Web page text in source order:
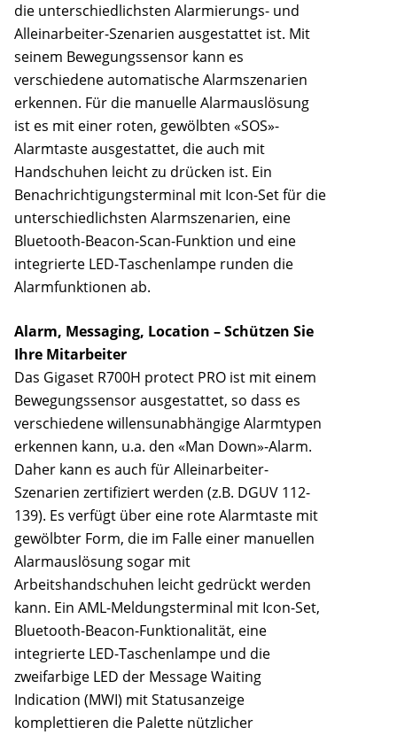
die unterschiedlichsten Alarmierungs- und
Alleinarbeiter-Szenarien ausgestattet ist. Mit
seinem Bewegungssensor kann es
verschiedene automatische Alarmszenarien
erkennen. Für die manuelle Alarmauslösung
ist es mit einer roten, gewölbten «SOS»-
Alarmtaste ausgestattet, die auch mit
Handschuhen leicht zu drücken ist. Ein
Benachrichtigungsterminal mit Icon-Set für die
unterschiedlichsten Alarmszenarien, eine
Bluetooth-Beacon-Scan-Funktion und eine
integrierte LED-Taschenlampe runden die
Alarmfunktionen ab.
Alarm, Messaging, Location – Schützen Sie
Ihre Mitarbeiter
Das Gigaset R700H protect PRO ist mit einem
Bewegungssensor ausgestattet, so dass es
verschiedene willensunabhängige Alarmtypen
erkennen kann, u.a. den «Man Down»-Alarm.
Daher kann es auch für Alleinarbeiter-
Szenarien zertifiziert werden (z.B. DGUV 112-
139). Es verfügt über eine rote Alarmtaste mit
gewölbter Form, die im Falle einer manuellen
Alarmauslösung sogar mit
Arbeitshandschuhen leicht gedrückt werden
kann. Ein AML-Meldungsterminal mit Icon-Set,
Bluetooth-Beacon-Funktionalität, eine
integrierte LED-Taschenlampe und die
zweifarbige LED der Message Waiting
Indication (MWI) mit Statusanzeige
komplettieren die Palette nützlicher